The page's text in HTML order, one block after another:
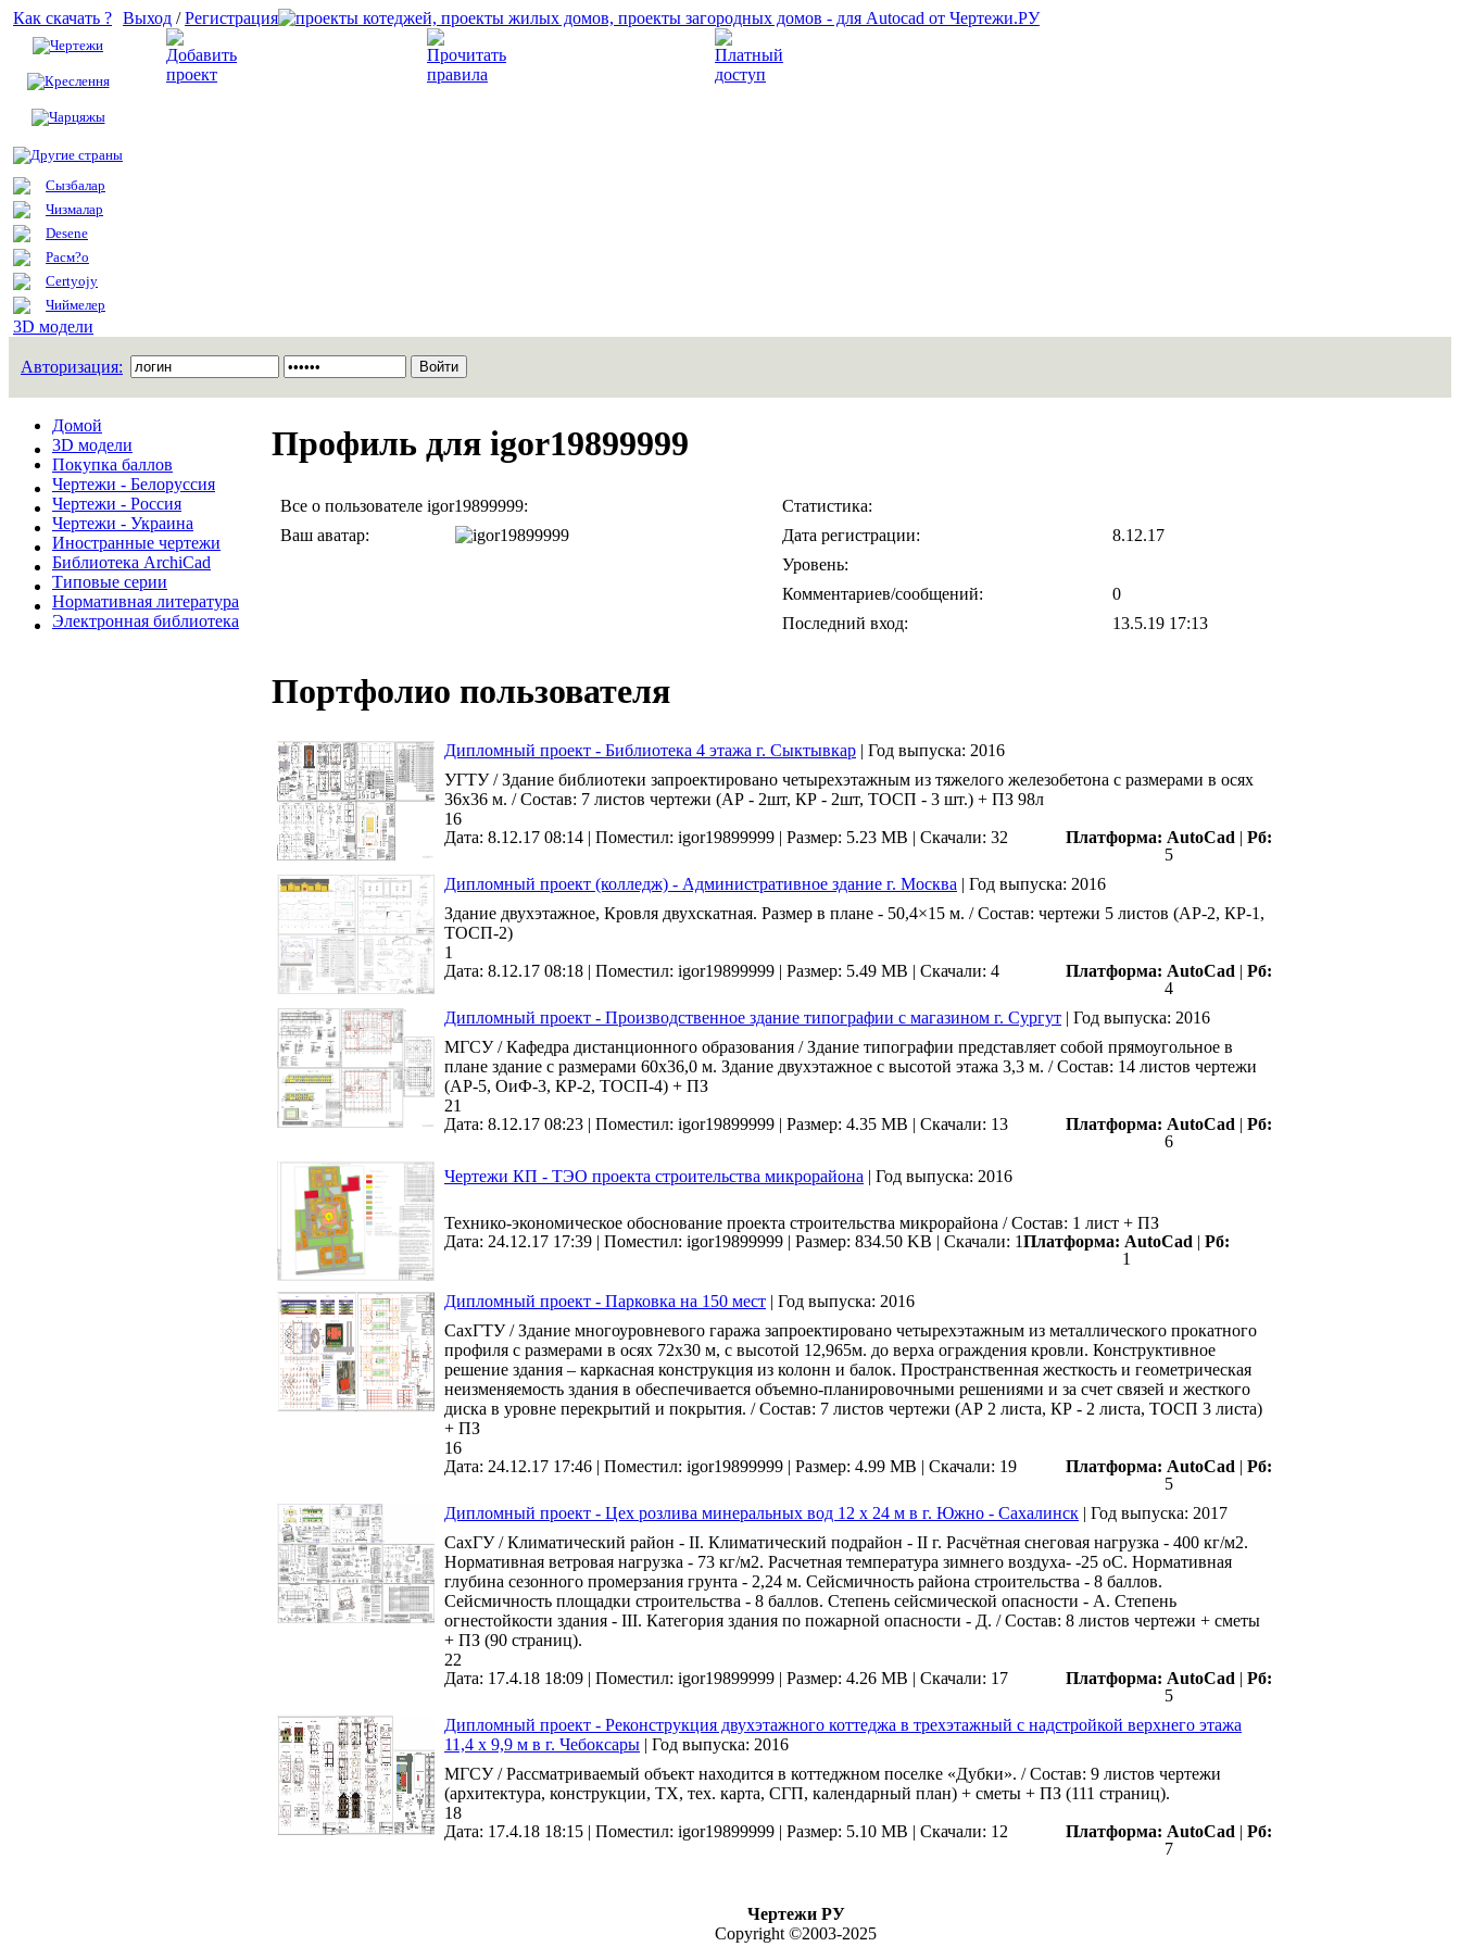
Как скачать ?
Чертежи
Креслення
Чарцяжы
Другие страны
Сызбалар
Чизмалар
Desene
Расм?о
Certyojy
Чиймелер
3D модели
Выход /Регистрация
Авторизация:
Домой
3D модели
Покупка баллов
Чертежи - Белоруссия
Чертежи - Россия
Чертежи - Украина
Иностранные чертежи
Библиотека ArchiCad
Типовые серии
Нормативная литература
Электронная библиотека
Профиль для igor19899999
Все о пользователе igor19899999:
Ваш аватар:
Статистика:
Дата регистрации:
8.12.17
Уровень:
Комментариев/сообщений:
0
Последний вход:
13.5.19 17:13
Портфолио пользователя
Дипломный проект - Библиотека 4 этажа г. Сыктывкар | Год выпуска: 2016
УГТУ / Здание библиотеки запроектировано четырехэтажным из тяжелого железобетона с размерами в осях
36х36 м. / Состав: 7 листов чертежи (АР - 2шт, КР - 2шт, ТОСП - 3 шт.) + ПЗ 98л
16
Дата: 8.12.17 08:14 | Поместил: igor19899999 | Размер: 5.23 MB | Скачали: 32 Платформа: AutoCad | Рб:
5
Дипломный проект (колледж) - Административное здание г. Москва | Год выпуска: 2016
Здание двухэтажное, Кровля двухскатная. Размер в плане - 50,4×15 м. / Состав: чертежи 5 листов (АР-2, КР-1,
ТОСП-2)
1
Дата: 8.12.17 08:18 | Поместил: igor19899999 | Размер: 5.49 MB | Скачали: 4 Платформа: AutoCad | Рб:
4
Дипломный проект - Производственное здание типографии с магазином г. Сургут | Год выпуска: 2016
МГСУ / Кафедра дистанционного образования / Здание типографии представляет собой прямоугольное в
плане здание с размерами 60х36,0 м. Здание двухэтажное с высотой этажа 3,3 м. / Состав: 14 листов чертежи
(АР-5, ОиФ-3, КР-2, ТОСП-4) + ПЗ
21
Дата: 8.12.17 08:23 | Поместил: igor19899999 | Размер: 4.35 MB | Скачали: 13 Платформа: AutoCad | Рб:
6
Чертежи КП - ТЭО проекта строительства микрорайона | Год выпуска: 2016
Технико-экономическое обоснование проекта строительства микрорайона / Состав: 1 лист + ПЗ
Дата: 24.12.17 17:39 | Поместил: igor19899999 | Размер: 834.50 KB | Скачали: 1Платформа: AutoCad | Рб:
1
Дипломный проект - Парковка на 150 мест | Год выпуска: 2016
СахГТУ / Здание многоуровневого гаража запроектировано четырехэтажным из металлического прокатного
профиля с размерами в осях 72х30 м, с высотой 12,965м. до верха ограждения кровли. Конструктивное
решение здания – каркасная конструкция из колонн и балок. Пространственная жесткость и геометрическая
неизменяемость здания в обеспечивается объемно-планировочными решениями и за счет связей и жесткого
диска в уровне перекрытий и покрытия. / Состав: 7 листов чертежи (АР 2 листа, КР - 2 листа, ТОСП 3 листа)
+ ПЗ
16
Дата: 24.12.17 17:46 | Поместил: igor19899999 | Размер: 4.99 MB | Скачали: 19 Платформа: AutoCad | Рб:
5
Дипломный проект - Цех розлива минеральных вод 12 х 24 м в г. Южно - Сахалинск | Год выпуска: 2017
СахГУ / Климатический район - II. Климатический подрайон - II г. Расчётная снеговая нагрузка - 400 кг/м2.
Нормативная ветровая нагрузка - 73 кг/м2. Расчетная температура зимнего воздуха- -25 оС. Нормативная
глубина сезонного промерзания грунта - 2,24 м. Сейсмичность района строительства - 8 баллов.
Сейсмичность площадки строительства - 8 баллов. Степень сейсмической опасности - А. Степень
огнестойкости здания - III. Категория здания по пожарной опасности - Д. / Состав: 8 листов чертежи + сметы
+ ПЗ (90 страниц).
22
Дата: 17.4.18 18:09 | Поместил: igor19899999 | Размер: 4.26 MB | Скачали: 17 Платформа: АutoCad | Рб:
5
Дипломный проект - Реконструкция двухэтажного коттеджа в трехэтажный с надстройкой верхнего этажа
11,4 х 9,9 м в г. Чебоксары | Год выпуска: 2016
МГСУ / Рассматриваемый объект находится в коттеджном поселке «Дубки». / Состав: 9 листов чертежи
(архитектура, конструкции, ТХ, тех. карта, СГП, календарный план) + сметы + ПЗ (111 страниц).
18
Дата: 17.4.18 18:15 | Поместил: igor19899999 | Размер: 5.10 MB | Скачали: 12 Платформа: АutoCad | Рб:
7
Чертежи РУ
Copyright ©2003-2025